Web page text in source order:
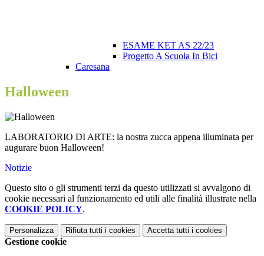
ESAME KET AS 22/23
Progetto A Scuola In Bici
Caresana
Halloween
LABORATORIO DI ARTE: la nostra zucca appena illuminata per
augurare buon Halloween!
Notizie
Questo sito o gli strumenti terzi da questo utilizzati si avvalgono di
cookie necessari al funzionamento ed utili alle finalità illustrate nella
COOKIE POLICY.
Personalizza Rifiuta tutti i cookies Accetta tutti i cookies
Gestione cookie